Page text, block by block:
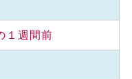
１週間前